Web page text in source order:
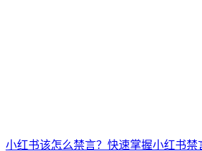
小红书该怎么禁言？快速掌握小红书禁